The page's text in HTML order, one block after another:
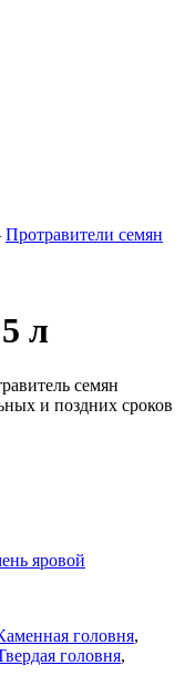
Протравители семян
л
семян
и поздних сроков
яровой
головня,
головня,